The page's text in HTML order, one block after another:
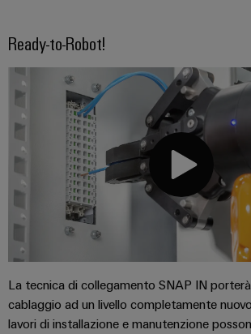
Ready-to-Robot!
La tecnica di collegamento SNAP IN
cablaggio ad un livello completamente
lavori di installazione e manutenzione